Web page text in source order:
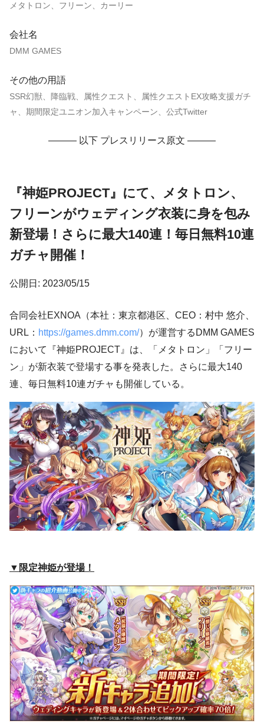
メタトロン、フリーン、カーリー
会社名
DMM GAMES
その他の用語
SSR幻獣、降臨戦、属性クエスト、属性クエストEX攻略支援ガチ
ャ、期間限定ユニオン加入キャンペーン、公式Twitter
——— 以下 プレスリリース原文 ———
『神姫PROJECT』にて、メタトロン、
フリーンがウェディング衣装に身を包み
新登場！さらに最大140連！毎日無料10連
ガチャ開催！
公開日: 2023/05/15
合同会社EXNOA（本社：東京都港区、CEO：村中 悠介、
URL： https://games.dmm.com/）が運営するDMM GAMES
において『神姫PROJECT』は、「メタトロン」「フリー
ン」が新衣装で登場する事を発表した。さらに最大140
連、毎日無料10連ガチャも開催している。
▼限定神姫が登場！